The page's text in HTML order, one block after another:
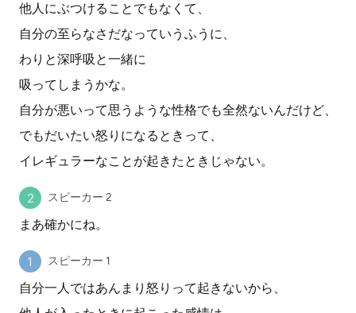
他人にぶつけることでもなくて、
自分の至らなさだなっていうふうに、
わりと深呼吸と一緒に
吸ってしまうかな。
自分が悪いって思うような性格でも全然ないんだけど、
でもだいたい怒りになるときって、
イレギュラーなことが起きたときじゃない。
スピーカー 2
まあ確かにね。
スピーカー 1
自分一人ではあんまり怒りって起きないから、